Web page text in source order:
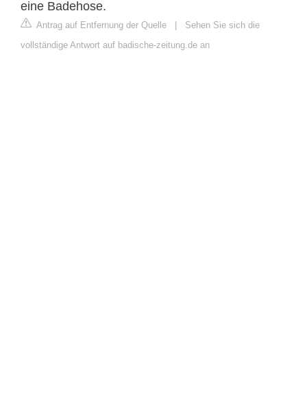
eine Badehose.
Antrag auf Entfernung der Quelle | Sehen Sie sich die
vollständige Antwort auf badische-zeitung.de an